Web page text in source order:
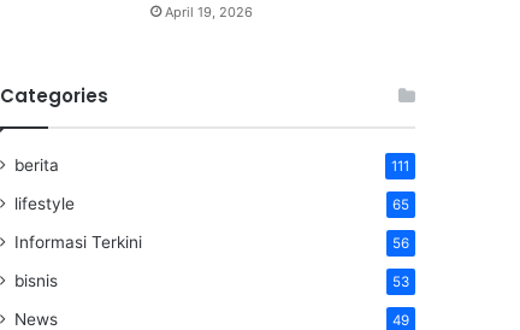
April 19, 2026
Categories
berita 111
lifestyle 65
Informasi Terkini 56
bisnis 53
News 49